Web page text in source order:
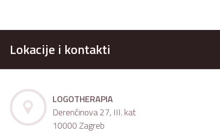
Lokacije i kontakti
LOGOTHERAPIA
Derenčinova 27, III. kat
10000 Zagreb